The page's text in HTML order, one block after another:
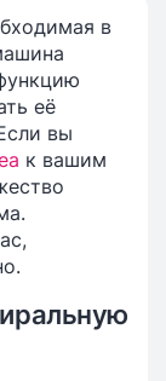
в
её
вы
к вашим